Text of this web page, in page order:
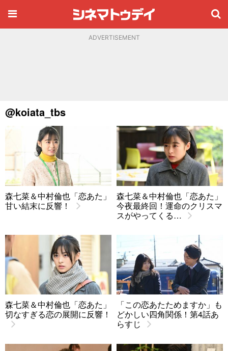
ADVERTISEMENT
@koiata_tbs
森七菜＆中村倫也「恋あた」
甘い結末に反響！
森七菜＆中村倫也「恋あた」
今夜最終回！運命のクリスマ
スがやってくる…
森七菜＆中村倫也「恋あた」
切なすぎる恋の展開に反響！
「この恋あたためますか」も
どかしい四角関係！第4話あ
らすじ